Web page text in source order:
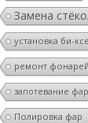
Замена
установка би-
ремонт фонарей
запотевание фар
Полировка фар